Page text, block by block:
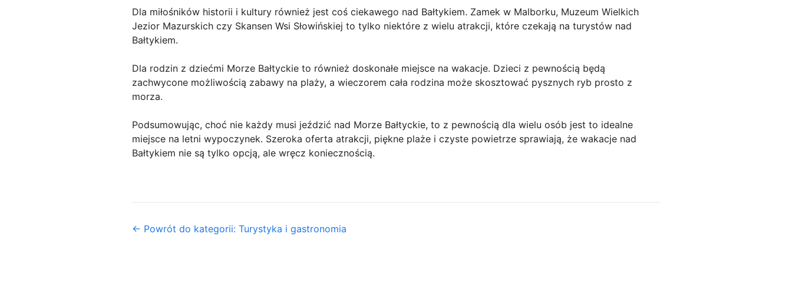
Dla miłośników historii i kultury również jest coś ciekawego nad Bałtykiem. Zamek w Malborku, Muzeum Wielkich
Jezior Mazurskich czy Skansen Wsi Słowińskiej to tylko niektóre z wielu atrakcji, które czekają na turystów nad
Bałtykiem.
Dla rodzin z dziećmi Morze Bałtyckie to również doskonałe miejsce na wakacje. Dzieci z pewnością będą
zachwycone możliwością zabawy na plaży, a wieczorem cała rodzina może skosztować pysznych ryb prosto z
morza.
Podsumowując, choć nie każdy musi jeździć nad Morze Bałtyckie, to z pewnością dla wielu osób jest to idealne
miejsce na letni wypoczynek. Szeroka oferta atrakcji, piękne plaże i czyste powietrze sprawiają, że wakacje nad
Bałtykiem nie są tylko opcją, ale wręcz koniecznością.
← Powrót do kategorii: Turystyka i gastronomia